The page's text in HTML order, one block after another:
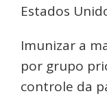
Estados
Imunizar a
por grupo
controle da